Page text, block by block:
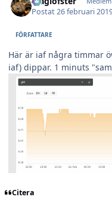
Postat26 februari
FÖRFATTARE
Här är iaf några timmar
iaf) dippar. 1 minuts
Citera